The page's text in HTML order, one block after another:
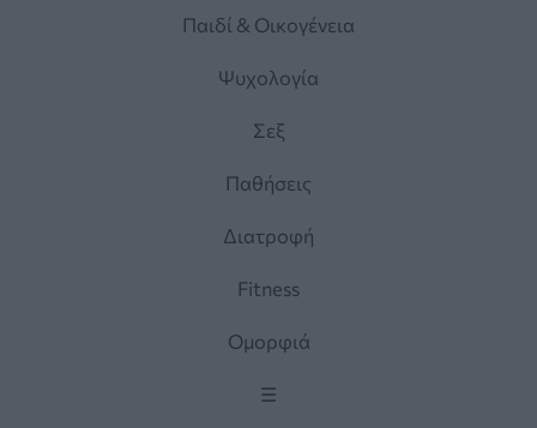
Παιδί & Οικογένεια
Ψυχολογία
Σεξ
Παθήσεις
Διατροφή
Fitness
Ομορφιά
☰